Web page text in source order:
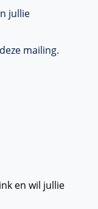
jullie
mailing.
en wil jullie